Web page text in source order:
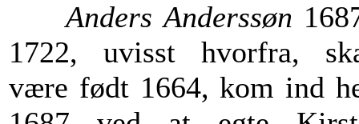
Anders Anderssøn
1722, uvisst hvorfra,
være født 1664, kom ind